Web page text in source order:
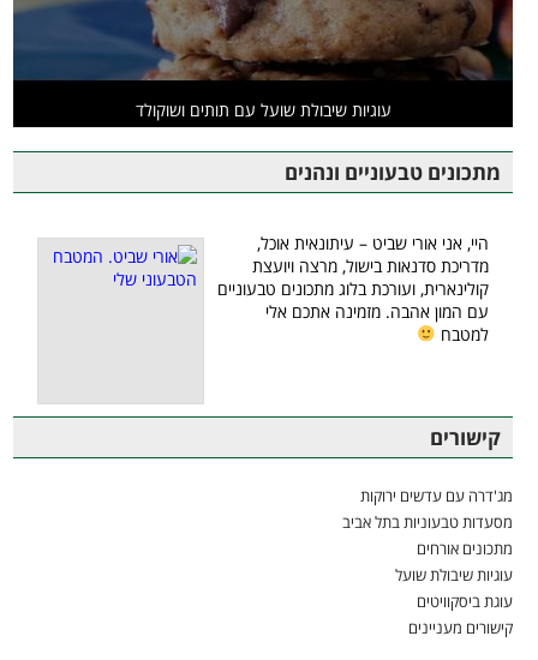
עוגיות שיבולת שועל עם תותים ושוקולד
מתכונים טבעוניים ונהנים
היי, אני אורי שביט – עיתונאית אוכל,
מדריכת סדנאות בישול, מרצה ויועצת
קולינארית, ועורכת בלוג מתכונים טבעוניים
עם המון אהבה. מזמינה אתכם אלי
למטבח
קישורים
מג'דרה עם עדשים ירוקות
מסעדות טבעוניות בתל אביב
מתכונים אורחים
עוגיות שיבולת שועל
עוגת ביסקוויטים
קישורים מעניינים